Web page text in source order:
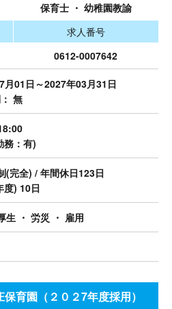
保育士 ・ 幼稚園教諭
求人番号
0612-0007642
月01日～2027年03月31日
無
務：有)
(完全) / 年間休日123日
度) 10日
生 ・ 労災 ・ 雇用
育園（２０２7年度採用）